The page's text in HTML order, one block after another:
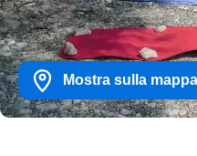
Mostra sulla